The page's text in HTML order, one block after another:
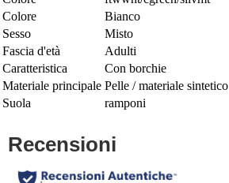
Colore
Bianco
Sesso
Misto
Fascia d'età
Adulti
Caratteristica
Con borchie
Materiale principale Pelle / materiale sintetico
Suola
ramponi